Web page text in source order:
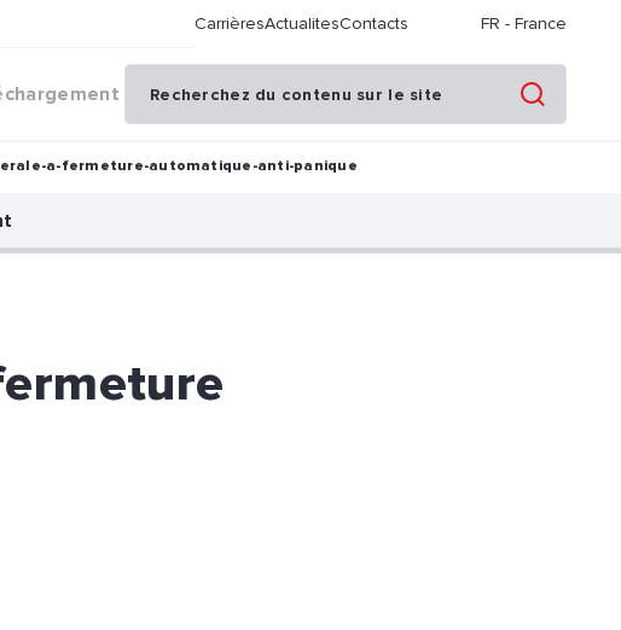
CarrièresActualitesContacts FR - France
a-fermeture-automatique-anti-panique